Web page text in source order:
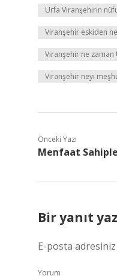
Urfa Viranşehirin
Viranşehir eskiden
Viranşehir ne zaman
Viranşehir neyi
Önceki Yazı
Menfaat
Bir yanıt
E-posta adresiniz
Yorum